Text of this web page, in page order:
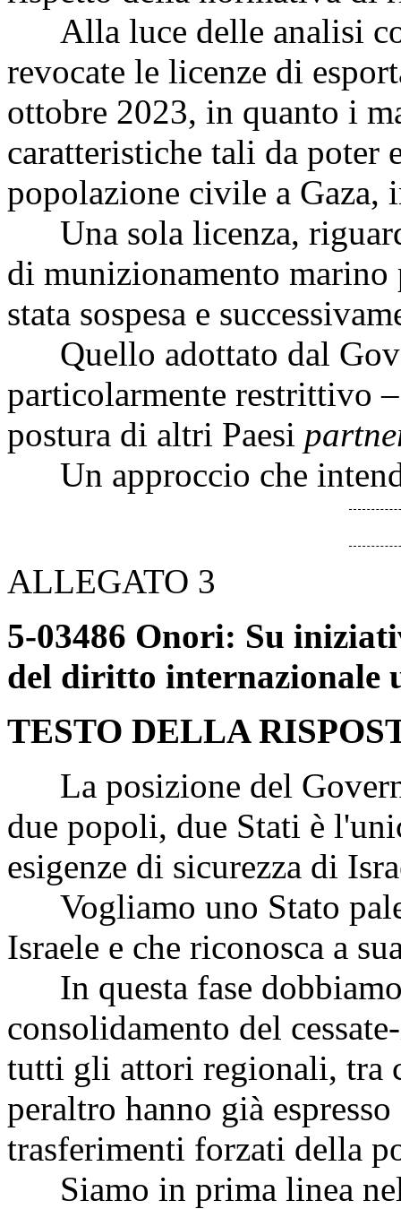
Alla luce delle analisi
revocate le licenze di
ottobre 2023, in quanto i
caratteristiche tali da poter
popolazione civile a
Una sola licenza,
di munizionamento marino
stata sospesa e
Quello adottato dal
particolarmente restrittivo
postura di altri Paesi
Un approccio che
ALLEGATO 3
5-03486 Onori: Su
del diritto internazionale
TESTO DELLA
La posizione del
due popoli, due Stati è
esigenze di sicurezza di
Vogliamo uno Stato
Israele e che riconosca a
In questa fase
consolidamento del
tutti gli attori regionali, tra
peraltro hanno già
trasferimenti forzati della
Siamo in prima linea